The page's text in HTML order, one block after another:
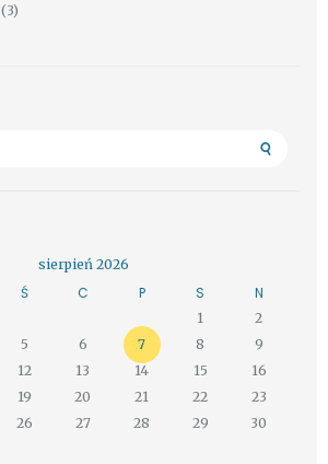
(3)
sierpień 2026
Ś C P S N
1
2
5 6 7 8
9
12 13 14 15
16
19 20 21 22
23
26 27 28 29
30